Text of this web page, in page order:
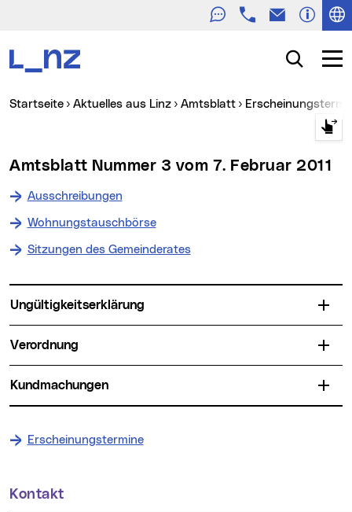
TelefonE-Mail
Suche
Sie sind hier:
Startseite Aktuelles aus Linz Amtsblatt
Amtsblatt Nummer 3 vom 7. Februar 2011
Ausschreibungen
Wohnungstauschbörse
Sitzungen des Gemeinderates
Ungültigkeitserklärung
Verordnung
Kundmachungen
Erscheinungstermine
Weitere Informationen
Kontakt